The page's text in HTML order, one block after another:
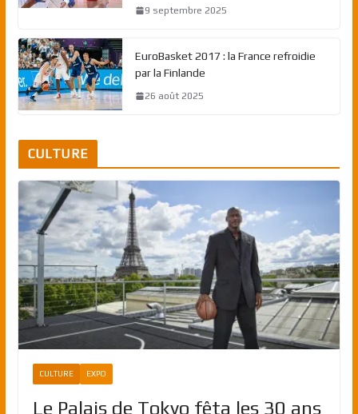
9 septembre 2025
EuroBasket 2017 : la France refroidie
par la Finlande
26 août 2025
CULTURE
CULTURE EXPO
Le Palais de Tokyo fêta les 30 ans